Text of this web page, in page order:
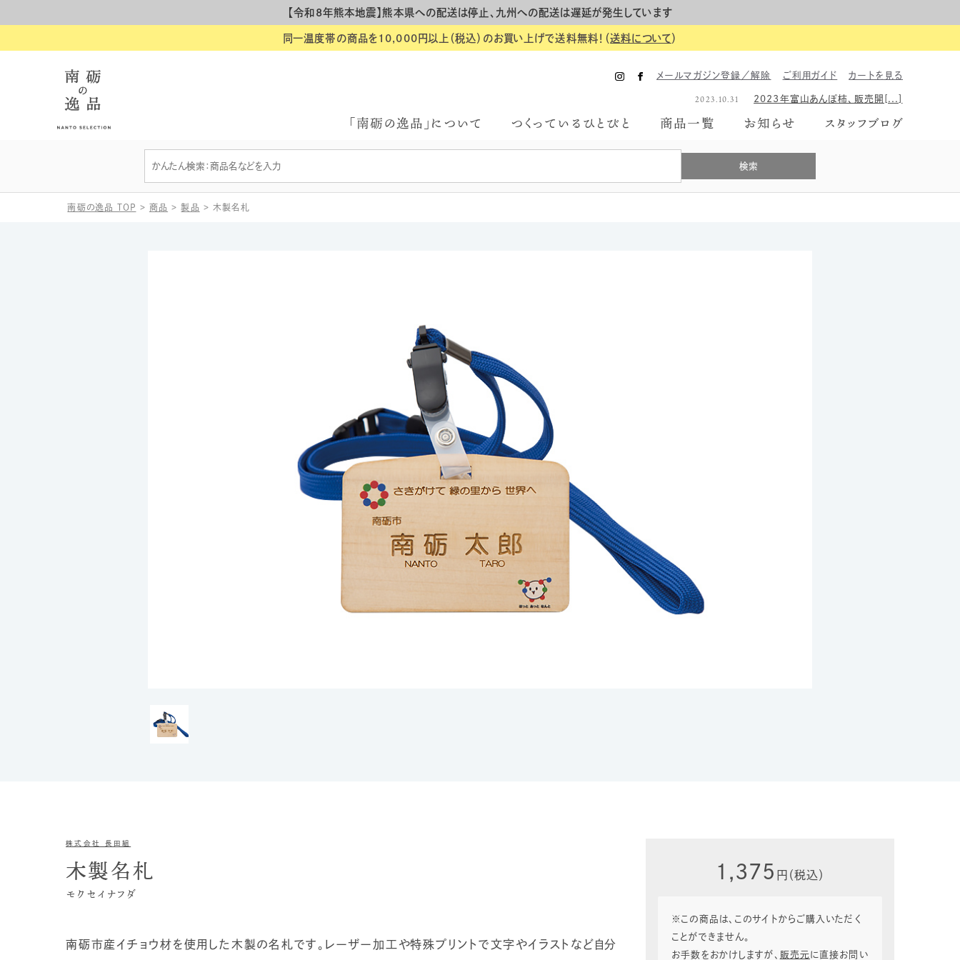
【令和8年熊本地震】熊本県への配送は停止、九州への配送は遅延が発生しています
同一温度帯の商品を10,000円以上（税込）のお買い上げで送料無料！（送料について）
メールマガジン登録／解除 ご利用ガイド カートを見る
2023.06.26 2023年のギフトボックス、は[...]
2023.10.31 2023年富山あんぽ柿、販売開[...]
2026.06.01 【イベント告知】6月7日にて富[...]
2023.06.26
「南砺の逸品」について つくっているひとびと 商品一覧 お知らせ スタッフブログ
南砺の逸品 TOP > 商品 >製品 >木製名札
1,375 円（税込）
※この商品は、このサイトからご購入いただく
ことができません。
お手数をおかけしますが、 販売元に直接お問い
株式会社 長田組
木製名札
モクセイナフダ
南砺市産イチョウ材を使用した木製の名札です。レーザー加工や特殊プリントで文字やイラストなど自分